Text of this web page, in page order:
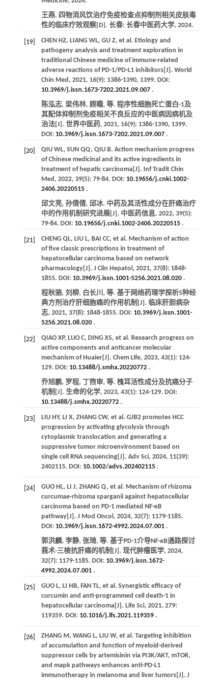
王燕. 四物消风饮治疗免疫检查点抑制剂相关皮肤毒
性的临床疗效观察[D]. 长春: 长春中医药大学, 2024.
[19] CHEN HZ, LIANG WL, GU Z, et al. Etiology and
pathogeny analysis and treatment exploration in
traditional Chinese medicine of immune-related
adverse reactions of PD-1/PD-L1 inhibitors[J]. World
Chin Med, 2021, 16(9): 1386-1390, 1399. DOI:
10.3969/j.issn.1673-7202.2021.09.007.
陈泓志, 梁伟林, 顾瞻, 等. 程序性细胞死亡蛋白-1及
其配体抑制剂免疫相关不良反应的中医病因病机及
治法[J]. 世界中医药, 2021, 16(9): 1386-1390, 1399.
DOI: 10.3969/j.issn.1673-7202.2021.09.007.
[20] QIU WL, SUN QQ, QIU B. Action mechanism progress
of Chinese medicinal and its active ingredients in
treatment of hepatic carcinoma[J]. Inf Tradit Chin
Med, 2022, 39(5): 79-84. DOI: 10.19656/j.cnki.1002-
2406.20220515.
邱文亮, 孙倩倩, 邱冰. 中药及其活性成分在肝癌治疗
中的作用机制研究进展[J]. 中医药信息, 2022, 39(5):
79-84. DOI: 10.19656/j.cnki.1002-2406.20220515.
[21] CHENG QL, LIU L, BAI CC, et al. Mechanism of action
of five classic prescriptions in treatment of
hepatocellular carcinoma based on network
pharmacology[J]. J Clin Hepatol, 2021, 37(8): 1848-
1855. DOI: 10.3969/j.issn.1001-5256.2021.08.020.
程秋骆, 刘柳, 白长川, 等. 基于网络药理学探析5种经
典方剂治疗肝细胞癌的作用机制[J]. 临床肝胆病杂
志, 2021, 37(8): 1848-1855. DOI: 10.3969/j.issn.1001-
5256.2021.08.020.
[22] QIAO XP, LUO C, DING XS, et al. Research progress on
active components and anticancer molecular
mechanism of Huaier[J]. Chem Life, 2023, 43(1): 124-
129. DOI: 10.13488/j.smhx.20220772.
乔旭鹏, 罗程, 丁煦审, 等. 槐耳活性成分及抗癌分子
机制[J]. 生命的化学, 2023, 43(1): 124-129. DOI:
10.13488/j.smhx.20220772.
[23] LIU HY, LI X, ZHANG CW, et al. GJB2 promotes HCC
progression by activating glycolysis through
cytoplasmic translocation and generating a
suppressive tumor microenvironment based on
single cell RNA sequencing[J]. Adv Sci, 2024, 11(39):
2402115. DOI: 10.1002/advs.202402115.
[24] GUO HL, LI J, ZHANG Q, et al. Mechanism of rhizoma
curcumae-rhizoma sparganii against hepatocellular
carcinoma based on PD-1 mediated NF-κB
pathway[J]. J Mod Oncol, 2024, 32(7): 1179-1185.
DOI: 10.3969/j.issn.1672-4992.2024.07.001.
郭洪麟, 李静, 张琦, 等. 基于PD-1介导NF-κB通路探讨
莪术-三棱抗肝癌的机制[J]. 现代肿瘤医学, 2024,
32(7): 1179-1185. DOI: 10.3969/j.issn.1672-
4992.2024.07.001.
[25] GUO L, LI HB, FAN TL, et al. Synergistic efficacy of
curcumin and anti-programmed cell death-1 in
hepatocellular carcinoma[J]. Life Sci, 2021, 279:
119359. DOI: 10.1016/j.lfs.2021.119359.
[26] ZHANG M, WANG L, LIU W, et al. Targeting inhibition
of accumulation and function of myeloid-derived
suppressor cells by artemisinin via PI3K/AKT, mTOR,
and mapk pathways enhances anti-PD-L1
immunotherapy in melanoma and liver tumors[J]. J